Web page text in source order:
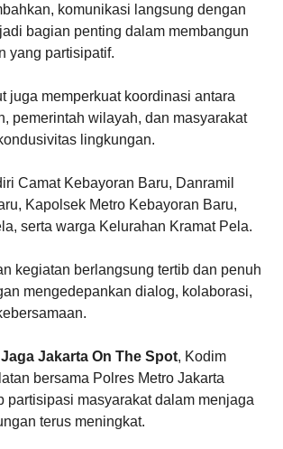
komunikasi langsung dengan
bagian penting dalam membangun
yang partisipatif.
juga memperkuat koordinasi antara
pemerintah wilayah, dan masyarakat
lingkungan.
Camat Kebayoran Baru, Danramil
Kapolsek Metro Kebayoran Baru,
serta warga Kelurahan Kramat Pela.
kegiatan berlangsung tertib dan penuh
mengedepankan dialog, kolaborasi,
Jaga Jakarta On The Spot, Kodim
bersama Polres Metro Jakarta
partisipasi masyarakat dalam menjaga
terus meningkat.